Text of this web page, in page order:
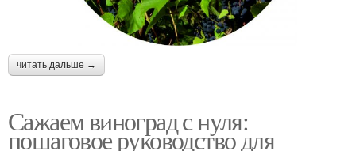
читать дальше →
Сажаем виноград с нуля:
пошаговое руководство для